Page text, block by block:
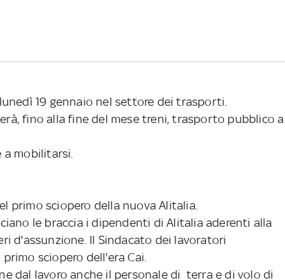
19 gennaio nel settore dei trasporti.
fino alla fine del mese treni, trasporto pubblico a
mobilitarsi.
primo sciopero della nuova Alitalia.
le braccia i dipendenti di Alitalia aderenti alla
d'assunzione. Il Sindacato dei lavoratori
sciopero dell'era Cai.
dal lavoro anche il personale di terra e di volo di